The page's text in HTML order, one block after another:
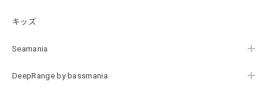
キッズ
Seamania
DeepRange by bassmaniaミックスデザイン M